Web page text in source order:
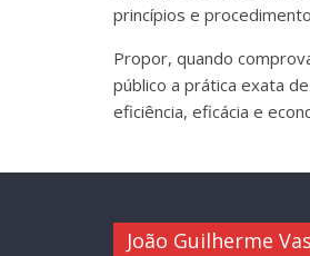
princípios e
Propor, quando
público a prática exata
eficiência, eficácia e
João Guilherme